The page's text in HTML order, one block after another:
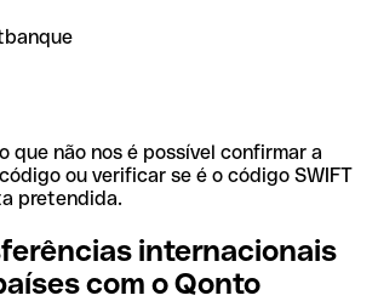
que não nos é possível confirmar a
ou verificar se é o código SWIFT
pretendida.
internacionais
com o Qonto